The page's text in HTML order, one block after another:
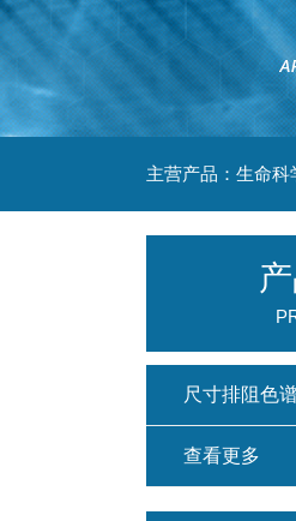
主营产品：生命
尺寸排阻色
查看更多